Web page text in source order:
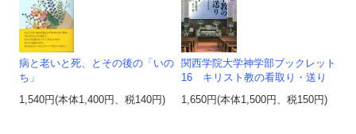
病と老いと死、とその後の「いの
ち」
1,540円(本体1,400円、税140円)
関西学院大学神学部ブックレット
16 キリスト教の看取り・送り
1,650円(本体1,500円、税150円)